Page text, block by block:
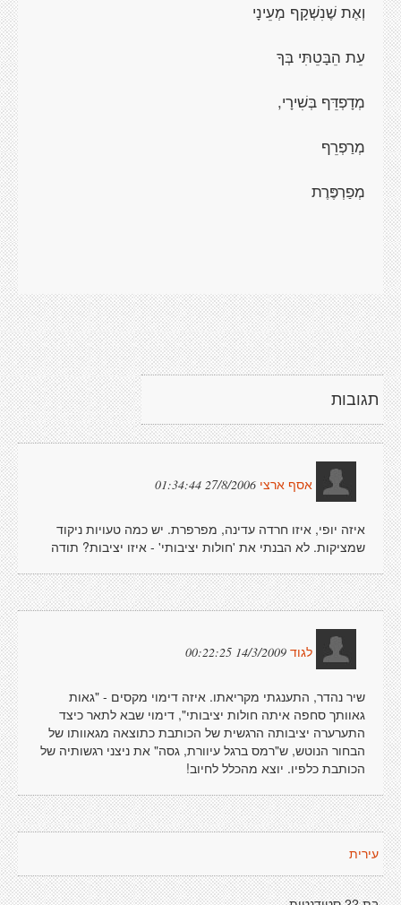
וְאֶת שֶׁנִשְׁקָף מְעֵינָי
עֵת הֵבָּטֵתִּי בְּךָ
מְדָפְדֵּף בְּשִׁירָי,
מְרַפְרֵף
מְפַרְפֶּרֶת
תגובות
אסף ארצי 27/8/2006 01:34:44
איזה יופי, איזו חרדה עדינה, מפרפרת. יש כמה טעויות ניקוד
שמציקות. לא הבנתי את 'חולות יציבותי' - איזו יציבות? תודה
לגוד 14/3/2009 00:22:25
שיר נהדר, התענגתי מקריאתו. איזה דימוי מקסים - "גאות
גאוותך סחפה איתה חולות יציבותי", דימוי שבא לתאר כיצד
התערערה יציבותה הרגשית של הכותבת כתוצאה מגאוותו של
הבחור הנוטש, ש"רמס ברגל עיוורת, גסה" את ניצני רגשותיה של
הכותבת כלפיו. יוצא מהכלל לחיוב!
עירית